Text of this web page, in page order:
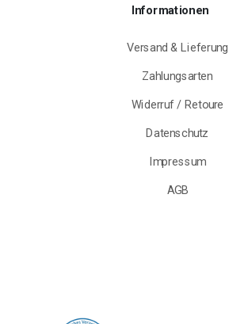
Informationen
Versand & Lieferung
Zahlungsarten
Widerruf / Retoure
Datenschutz
Impressum
AGB